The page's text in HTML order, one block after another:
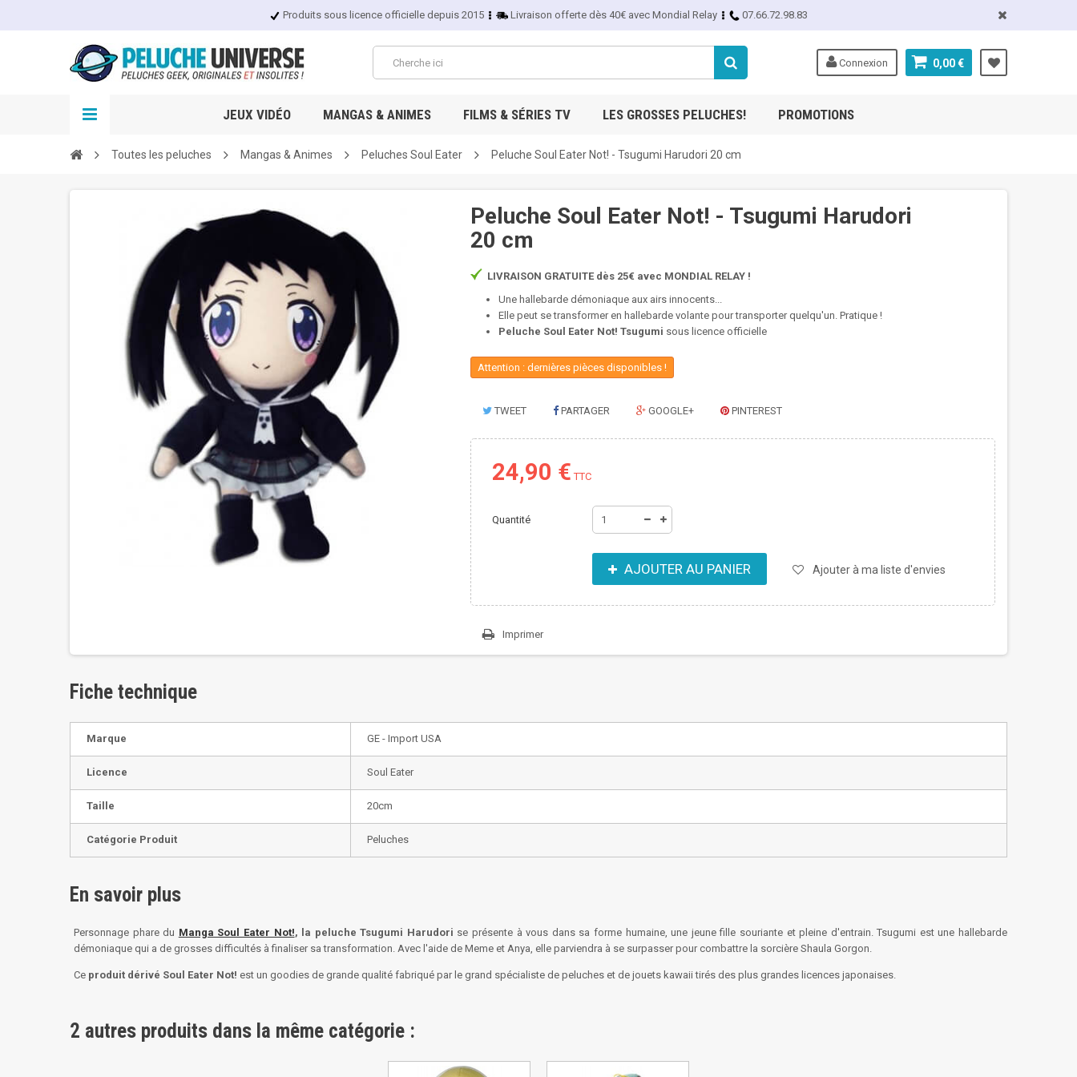
Produits sous licence officielle depuis 2015 Livraison offerte dès 40€ avec Mondial Relay 07.66.72.98.83
0,00 €
Connexion
JEUX VIDÉO MANGAS & ANIMES FILMS & SÉRIES TV LES GROSSES PELUCHES! PROMOTIONS
Toutes les peluches Mangas & Animes Peluches Soul Eater Peluche Soul Eater Not! - Tsugumi Harudori 20 cm
Peluche Soul Eater Not! - Tsugumi Harudori
20 cm
LIVRAISON GRATUITE dès 25€ avec MONDIAL RELAY !
Une hallebarde démoniaque aux airs innocents...
Elle peut se transformer en hallebarde volante pour transporter quelqu'un. Pratique !
Peluche Soul Eater Not! Tsugumi sous licence officielle
Attention : dernières pièces disponibles !
TWEET PARTAGER GOOGLE+ PINTEREST
24,90 € TTC
Quantité
AJOUTER AU PANIER Ajouter à ma liste d'envies
Imprimer
Fiche technique
Marque GE - Import USA
Licence Soul Eater
Taille 20cm
Catégorie Produit Peluches
En savoir plus
Personnage phare du Manga Soul Eater Not!, la peluche Tsugumi Harudori se présente à vous dans sa forme humaine, une jeune fille souriante et pleine d'entrain. Tsugumi est une hallebarde
démoniaque qui a de grosses difficultés à finaliser sa transformation. Avec l'aide de Meme et Anya, elle parviendra à se surpasser pour combattre la sorcière Shaula Gorgon.
Ce produit dérivé Soul Eater Not! est un goodies de grande qualité fabriqué par le grand spécialiste de peluches et de jouets kawaii tirés des plus grandes licences japonaises.
2 autres produits dans la même catégorie :